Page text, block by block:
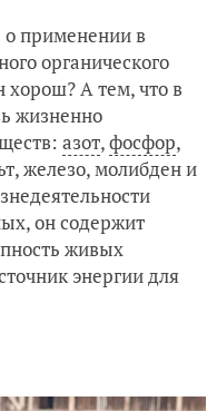
о применении в
органического
хорош? А тем, что в
жизненно
азот,фосфор,
железо, молибден и
он содержит
живых
энергии для